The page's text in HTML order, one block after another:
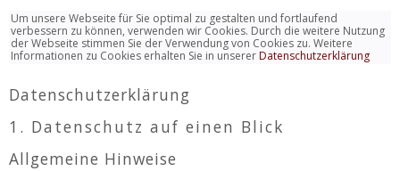
Um unsere Webseite für Sie optimal zu gestalten und fortlaufend
verbessern zu können, verwenden wir Cookies. Durch die weitere Nutzung
der Webseite stimmen Sie der Verwendung von Cookies zu. Weitere
Informationen zu Cookies erhalten Sie in unsererDatenschutzerklärung
Datenschutzerklärung
1. Datenschutz auf einen Blick
Allgemeine Hinweise